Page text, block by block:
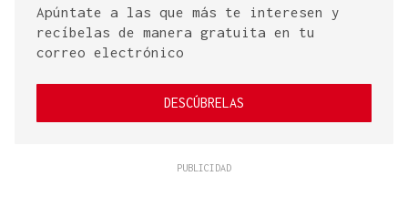
Apúntate a las que más te interesen y
recíbelas de manera gratuita en tu
correo electrónico
DESCÚBRELAS